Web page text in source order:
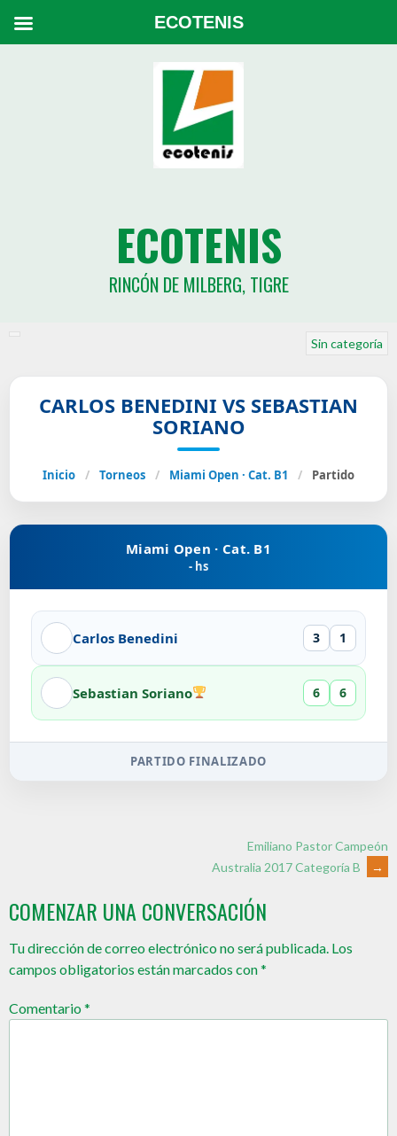
ECOTENIS
RINCÓN DE MILBERG, TIGRE
Sin categoría
CARLOS BENEDINI VS SEBASTIAN
SORIANO
Inicio / Torneos / Miami Open · Cat. B1 / Partido
Miami Open · Cat. B1
- hs
Carlos Benedini 3 1
Sebastian Soriano 6 6
PARTIDO FINALIZADO
Emiliano Pastor Campeón
Australia 2017 Categoría B
→
COMENZAR UNA CONVERSACIÓN
Tu dirección de correo electrónico no será publicada. Los
campos obligatorios están marcados con*
Comentario*
ECOTENIS